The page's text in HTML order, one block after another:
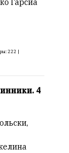
Гарсиа
222 |
4